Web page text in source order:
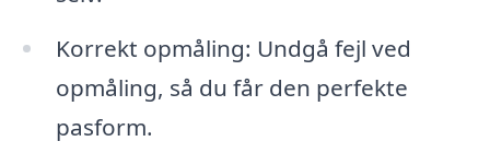
Korrekt opmåling: Undgå fejl ved
opmåling, så du får den perfekte
pasform.